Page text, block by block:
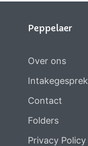
Peppelaer
Over ons
Intakegesprek
Contact
Folders
Privacy Policy